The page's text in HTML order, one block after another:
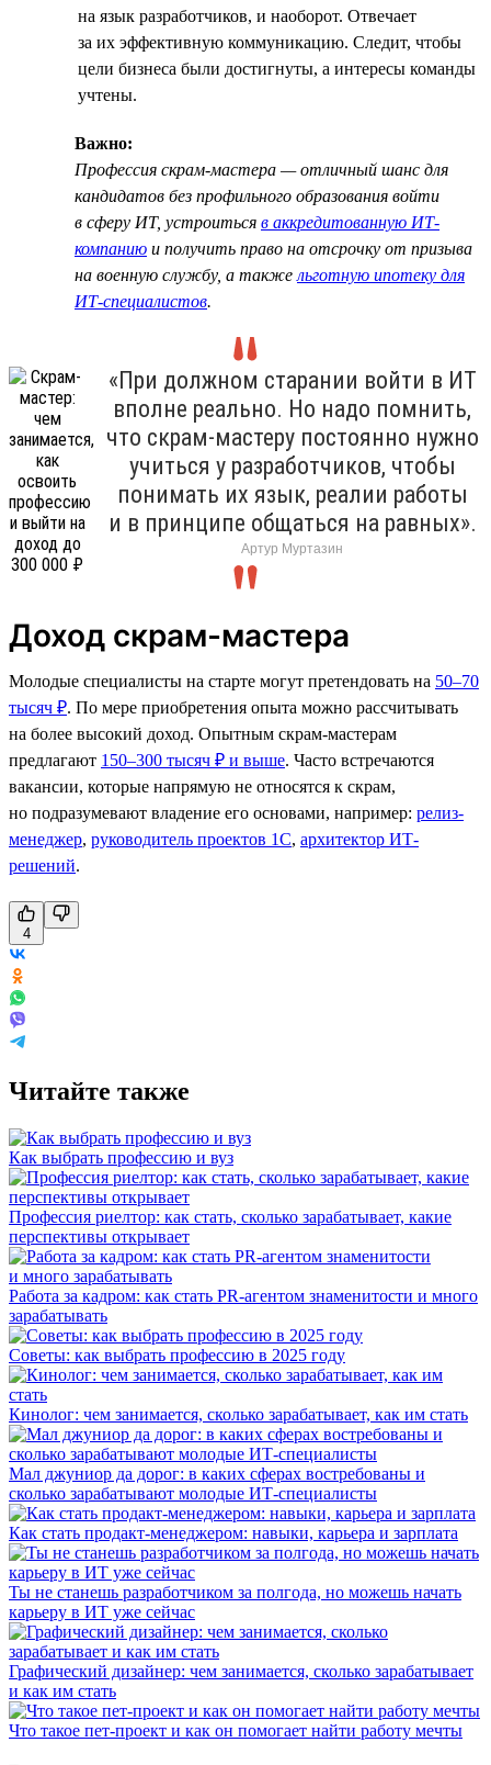
на язык разработчиков, и наоборот. Отвечает
за их эффективную коммуникацию. Следит, чтобы
цели бизнеса были достигнуты, а интересы команды
учтены.
Важно:
Профессия скрам-мастера — отличный шанс для
кандидатов без профильного образования войти
в сферу ИТ, устроиться в аккредитованную ИТ-
компанию и получить право на отсрочку от призыва
на военную службу, а также льготную ипотеку для
ИТ-специалистов.
«При должном старании войти в ИТ
вполне реально. Но надо помнить,
что скрам-мастеру постоянно нужно
учиться у разработчиков, чтобы
понимать их язык, реалии работы
и в принципе общаться на равных».
Артур Муртазин
Доход скрам-мастера
Молодые специалисты на старте могут претендовать на 50–70
тысяч ₽. По мере приобретения опыта можно рассчитывать
на более высокий доход. Опытным скрам-мастерам
предлагают 150–300 тысяч ₽ и выше. Часто встречаются
вакансии, которые напрямую не относятся к скрам,
но подразумевают владение его основами, например: релиз-
менеджер, руководитель проектов 1С, архитектор ИТ-
решений.
4
Читайте также
Как выбрать профессию и вуз
Профессия риелтор: как стать, сколько зарабатывает, какие
перспективы открывает
Работа за кадром: как стать PR-агентом знаменитости и много
зарабатывать
Советы: как выбрать профессию в 2025 году
Кинолог: чем занимается, сколько зарабатывает, как им стать
Мал джуниор да дорог: в каких сферах востребованы и
сколько зарабатывают молодые ИТ-специалисты
Как стать продакт-менеджером: навыки, карьера и зарплата
Ты не станешь разработчиком за полгода, но можешь начать
карьеру в ИТ уже сейчас
Графический дизайнер: чем занимается, сколько зарабатывает
и как им стать
Что такое пет-проект и как он помогает найти работу мечты